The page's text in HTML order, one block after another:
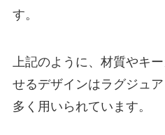
す。
上記のように、材質やキ
せるデザインはラグジュ
多く用いられています。